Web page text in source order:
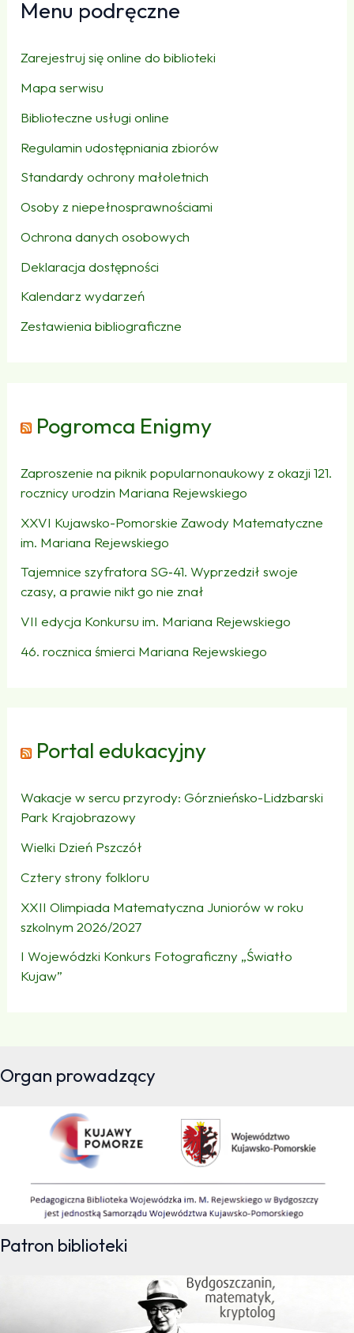
Menu podręczne
Zarejestruj się online do biblioteki
Mapa serwisu
Biblioteczne usługi online
Regulamin udostępniania zbiorów
Standardy ochrony małoletnich
Osoby z niepełnosprawnościami
Ochrona danych osobowych
Deklaracja dostępności
Kalendarz wydarzeń
Zestawienia bibliograficzne
Pogromca Enigmy
Zaproszenie na piknik popularnonaukowy z okazji 121.
rocznicy urodzin Mariana Rejewskiego
XXVI Kujawsko-Pomorskie Zawody Matematyczne
im. Mariana Rejewskiego
Tajemnice szyfratora SG‑41. Wyprzedził swoje
czasy, a prawie nikt go nie znał
VII edycja Konkursu im. Mariana Rejewskiego
46. rocznica śmierci Mariana Rejewskiego
Portal edukacyjny
Wakacje w sercu przyrody: Górznieńsko-Lidzbarski
Park Krajobrazowy
Wielki Dzień Pszczół
Cztery strony folkloru
XXII Olimpiada Matematyczna Juniorów w roku
szkolnym 2026/2027
I Wojewódzki Konkurs Fotograficzny „Światło
Kujaw”
Organ prowadzący
Patron biblioteki